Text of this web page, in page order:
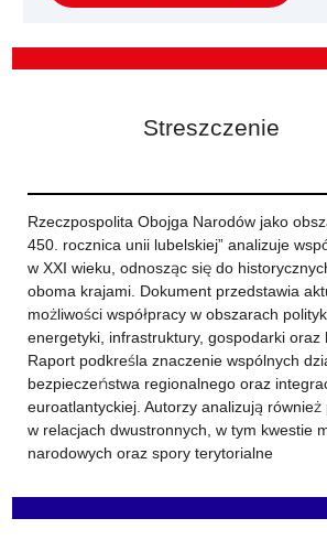
Streszczenie
Rzeczpospolita Obojga Narodów jako
450. rocznica unii lubelskiej” analizuje
w XXI wieku, odnosząc się do
oboma krajami. Dokument przedstawia
możliwości współpracy w obszarach
energetyki, infrastruktury, gospodarki oraz
Raport podkreśla znaczenie wspólnych
bezpieczeństwa regionalnego oraz
euroatlantyckiej. Autorzy analizują
w relacjach dwustronnych, w tym kwestie
narodowych oraz spory terytorialne